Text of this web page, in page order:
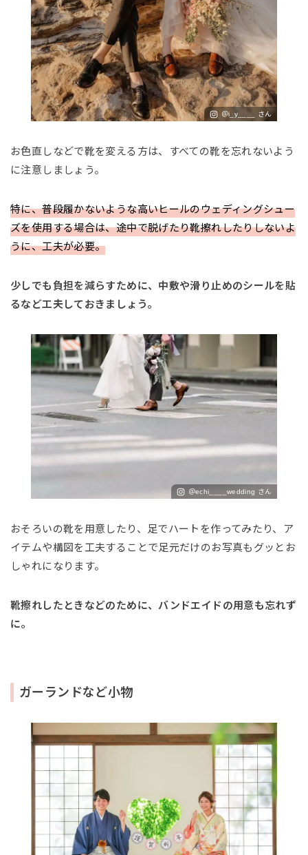
＠i_y____ さん
お色直しなどで靴を変える方は、すべての靴を忘れないよう
に注意しましょう。
特に、普段履かないような高いヒールのウェディングシュー
ズを使用する場合は、途中で脱げたり靴擦れしたりしないよ
うに、工夫が必要。
少しでも負担を減らすために、中敷や滑り止めのシールを貼
るなど工夫しておきましょう。
＠echi____wedding さん
おそろいの靴を用意したり、足でハートを作ってみたり、ア
イテムや構図を工夫することで足元だけのお写真もグッとお
しゃれになります。
靴擦れしたときなどのために、バンドエイドの用意も忘れず
に。
ガーランドなど小物